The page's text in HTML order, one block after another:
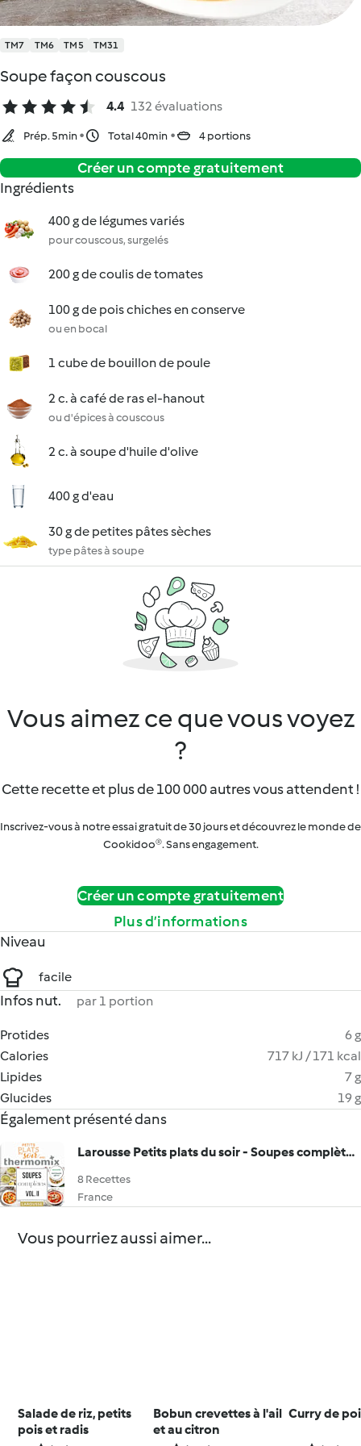
TM7 TM6 TM5 TM31
Soupe façon couscous
4.4 132 évaluations
Prép. 5min Total 40min 4 portions
Créer un compte gratuitement
Ingrédients
400 g de légumes variés
pour couscous, surgelés
200 g de coulis de tomates
100 g de pois chiches en conserve
ou en bocal
1 cube de bouillon de poule
2 c. à café de ras el-hanout
ou d'épices à couscous
2 c. à soupe d'huile d'olive
400 g d'eau
30 g de petites pâtes sèches
type pâtes à soupe
Vous aimez ce que vous voyez
?
Cette recette et plus de 100 000 autres vous attendent !
Inscrivez-vous à notre essai gratuit de 30 jours et découvrez le monde de
Cookidoo®. Sans engagement.
Créer un compte gratuitement
Plus d’informations
Niveau
facile
Infos nut. par 1 portion
Protides
6 g
Calories
717 kJ / 171 kcal
Lipides
7 g
Glucides
19 g
Également présenté dans
Larousse Petits plats du soir - Soupes complètes Vol.II
8 Recettes
France
Vous pourriez aussi aimer...
Salade de riz, petits
pois et radis
Bobun crevettes à l'ail
et au citron
Curry de